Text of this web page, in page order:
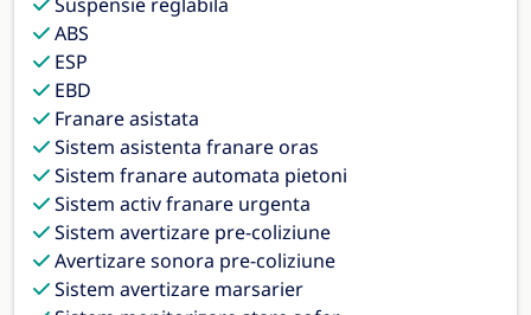
ABS
ESP
EBD
Franare asistata
Sistem asistenta franare oras
Sistem franare automata pietoni
Sistem activ franare urgenta
Sistem avertizare pre-coliziune
Avertizare sonora pre-coliziune
Sistem avertizare marsarier